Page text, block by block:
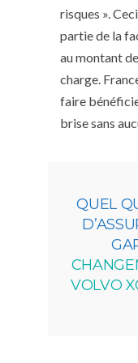
risques ».
partie de la
au montant
charge.
faire
brise sans
QUEL
VOLVO